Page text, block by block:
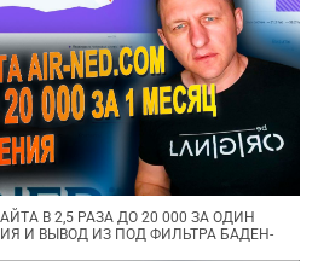
В 2,5 РАЗА ДО 20 000 ЗА ОДИН
И ВЫВОД ИЗ ПОД ФИЛЬТРА БАДЕН-